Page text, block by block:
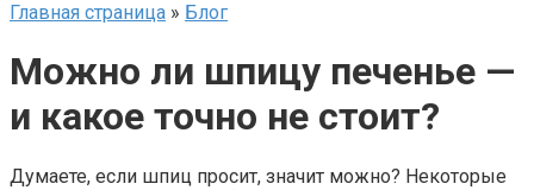
Главная страница » Блог
Можно ли шпицу печенье —
и какое точно не стоит?
Думаете, если шпиц просит, значит можно? Некоторые